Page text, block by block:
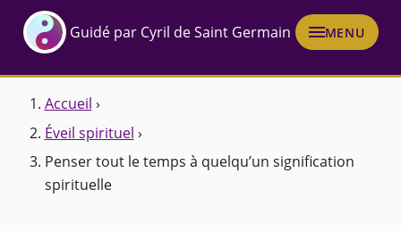
Guidé par Cyril de Saint Germain MENU
Accueil ›
Éveil spirituel ›
Penser tout le temps à quelqu’un signification
spirituelle